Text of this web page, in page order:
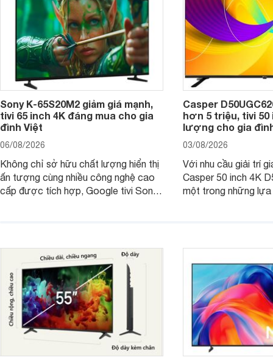
Sony K-65S20M2 giảm giá mạnh,
tivi 65 inch 4K đáng mua cho gia
đình Việt
06/08/2026
Không chỉ sở hữu chất lượng hiển thị
ấn tượng cùng nhiều công nghệ cao
cấp được tích hợp, Google tivi Sony
Casper
hơn 5 triệu, tivi 50
lượng cho gia
03/08/2026
Với nhu cầu giải trí
Casper 50 inch 4K
một trong những lựa